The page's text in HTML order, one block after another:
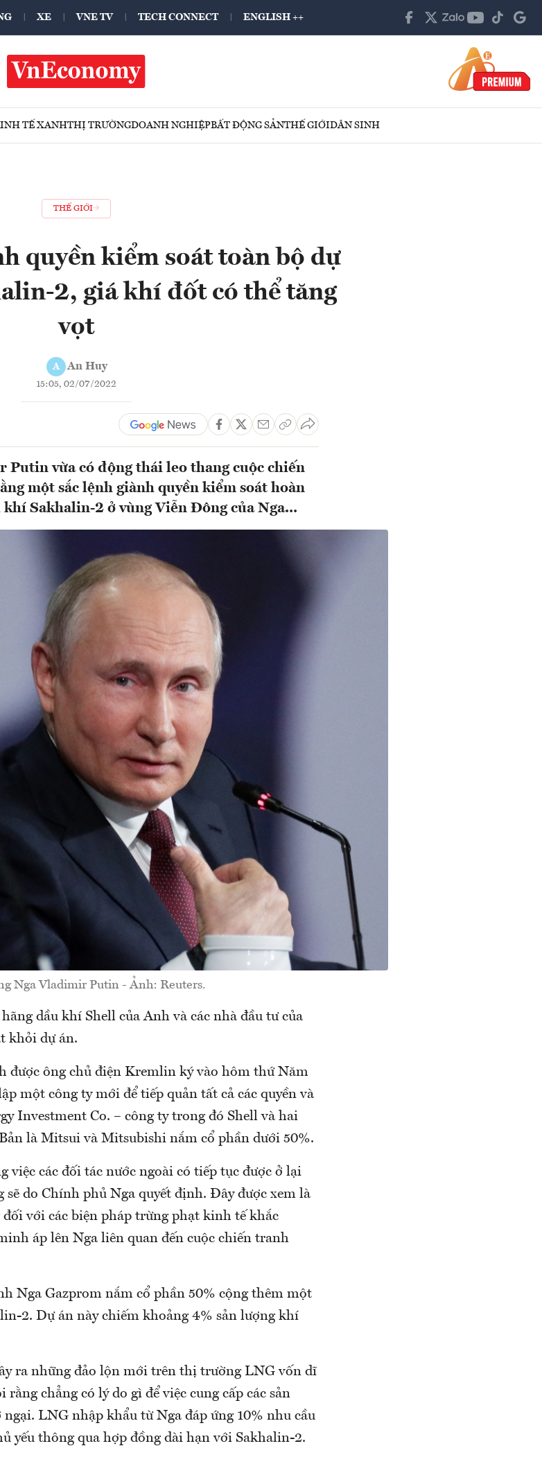
XE VNE TV TECH CONNECT ENGLISH ++
TẾ XANHTHỊ TRƯỜNGDOANH NGHIỆPBẤT ĐỘNG SẢNTHẾ GIỚIDÂN SINH
THẾ GIỚI
quyền kiểm soát toàn bộ dự
2, giá khí đốt có thể tăng
vọt
A An Huy
15:05, 02/07/2022
Putin vừa có động thái leo thang cuộc chiến
một sắc lệnh giành quyền kiểm soát hoàn
Sakhalin-2 ở vùng Viễn Đông của Nga...
Nga Vladimir Putin - Ảnh: Reuters.
dầu khí Shell của Anh và các nhà đầu tư của
khỏi dự án.
được ông chủ điện Kremlin ký vào hôm thứ Năm
một công ty mới để tiếp quản tất cả các quyền và
Investment Co. – công ty trong đó Shell và hai
là Mitsui và Mitsubishi nắm cổ phần dưới 50%.
việc các đối tác nước ngoài có tiếp tục được ở lại
do Chính phủ Nga quyết định. Đây được xem là
với các biện pháp trừng phạt kinh tế khắc
áp lên Nga liên quan đến cuộc chiến tranh
Nga Gazprom nắm cổ phần 50% cộng thêm một
2. Dự án này chiếm khoảng 4% sản lượng khí
ra những đảo lộn mới trên thị trường LNG vốn dĩ
chẳng có lý do gì để việc cung cấp các sản
LNG nhập khẩu từ Nga đáp ứng 10% nhu cầu
yếu thông qua hợp đồng dài hạn với Sakhalin-2.